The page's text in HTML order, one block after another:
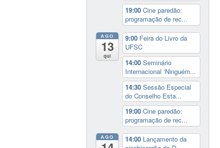
19:00Cine paredão:
programação de rec...
AGO
13
qui
9:00 Feira do Livro da
UFSC
14:00Seminário
Internacional ‘Ninguém...
14:30Sessão Especial
do Conselho Esta...
19:00Cine paredão:
programação de rec...
AGO 14:00 Lançamento da